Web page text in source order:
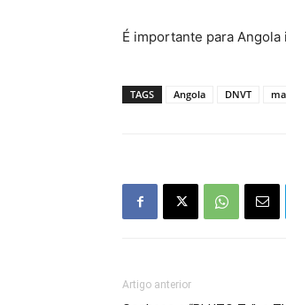
É importante para
TAGS Angola DNVT
Artigo anterior